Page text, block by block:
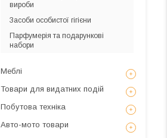
вироби
Засоби особистої гігієни
Парфумерія та подарункові
набори
Меблі
Товари для видатних подій
Побутова техніка
Авто-мото товари